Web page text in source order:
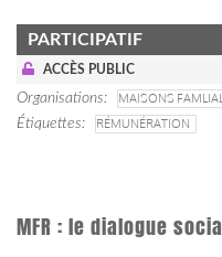
PARTICIPATIF
ACCÈS PUBLIC
Organisations
MAISONS
Étiquettes
RÉMUNÉRATION
MFR : le dialogue